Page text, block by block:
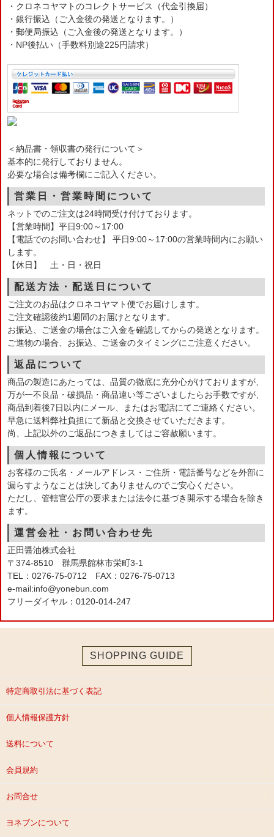
・クロネコヤマトのコレクトサービス（代金引換届）
・銀行振込（ご入金後の発送となります。）
・郵便局振込（ご入金後の発送となります。）
・NP後払い（手数料別途225円請求）
＜納品書・領収書の発行について＞
基本的に発行しておりません。
必要な場合は備考欄にご記入ください。
営業日・営業時間について
ネットでのご注文は24時間受け付けております。
【営業時間】平日9:00～17:00
【電話でのお問い合わせ】 平日9:00～17:00の営業時間内にお願い
します。
【休日】 土・日・祝日
配送方法・配送日について
ご注文のお品はクロネコヤマト便でお届けします。
ご注文確認後約1週間のお届けとなります。
お振込、ご送金の場合はご入金を確認してからの発送となります。
ご進物の場合、お振込、ご送金のタイミングにご注意ください。
返品について
商品の製造にあたっては、品質の徹底に充分心がけておりますが、
万が一不良品・破損品・商品違い等ございましたらお手数ですが、
商品到着後7日以内にメール、またはお電話にてご連絡ください。
早急に送料弊社負担にて新品と交換させていただきます。
尚、上記以外のご返品につきましてはご容赦願います。
個人情報について
お客様のご氏名・メールアドレス・ご住所・電話番号などを外部に
漏らすようなことは決してありませんのでご安心ください。
ただし、管轄官公庁の要求または法令に基づき開示する場合を除き
ます。
運営会社・お問い合わせ先
正田醤油株式会社
〒374-8510 群馬県館林市栄町3-1
TEL：0276-75-0712 FAX：0276-75-0713
e-mail:info@yonebun.com
フリーダイヤル：0120-014-247
SHOPPING GUIDE
特定商取引法に基づく表記
個人情報保護方針
送料について
会員規約
お問合せ
ヨネブンについて